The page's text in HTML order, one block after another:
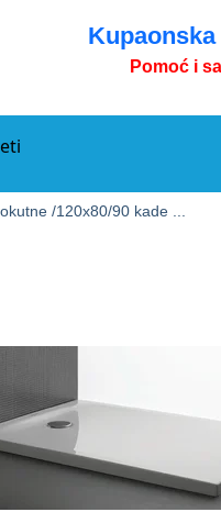
Pomoć i
/120x80/90 kade ...